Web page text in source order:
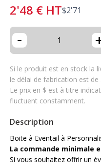
2'48 € HT$2'71
-
Si le produit est en stock la
le délai de fabrication est
Le prix en $ est à titre
fluctuent constamment.
Description
Boite à Eventail à
La commande minimale
Si vous souhaitez offrir un